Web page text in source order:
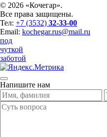
© 2026 «Кочегар».
Все права защищены.
Тел: +7 (3532) 32-33-00
Email: kochegar.rus@mail.ru
под
чуткой
заботой
Напишите нам